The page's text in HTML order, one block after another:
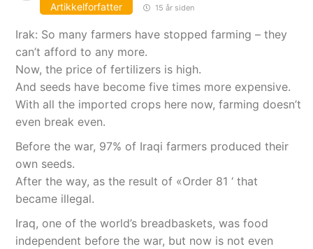
Artikkelforfatter 15 år siden
Irak: So many farmers have stopped farming – they
can’t afford to any more.
Now, the price of fertilizers is high.
And seeds have become five times more expensive.
With all the imported crops here now, farming doesn’t
even break even.
Before the war, 97% of Iraqi farmers produced their
own seeds.
After the way, as the result of «Order 81 ‘ that
became illegal.
Iraq, one of the world’s breadbaskets, was food
independent before the war, but now is not even